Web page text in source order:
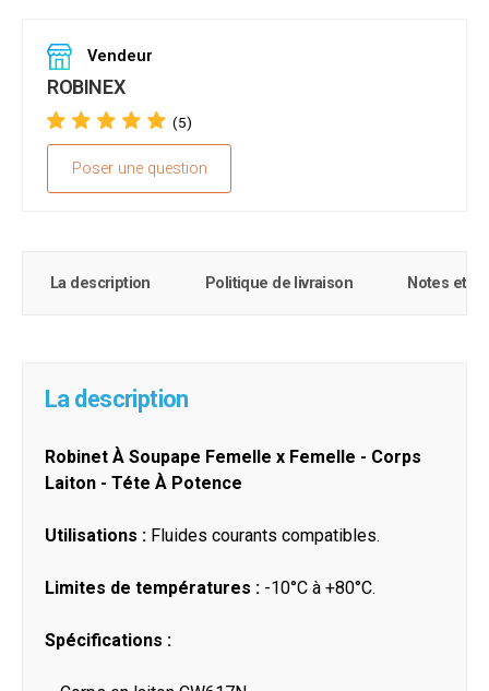
Vendeur
ROBINEX
(5)
Poser une question
La description Politique de livraison Notes et
La description
Robinet À Soupape Femelle x Femelle - Corps
Laiton - Téte À Potence
Utilisations : Fluides courants compatibles.
Limites de températures : -10°C à +80°C.
Spécifications :